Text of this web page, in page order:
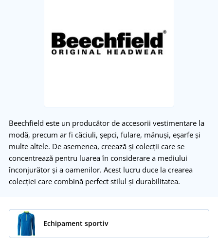
Beechfield este un producător de accesorii vestimentare la
modă, precum ar fi căciuli, șepci, fulare, mănuși, eșarfe și
multe altele. De asemenea, creează și colecții care se
concentrează pentru luarea în considerare a mediului
înconjurător și a oamenilor. Acest lucru duce la crearea
colecției care combină perfect stilul și durabilitatea.
Echipament sportiv